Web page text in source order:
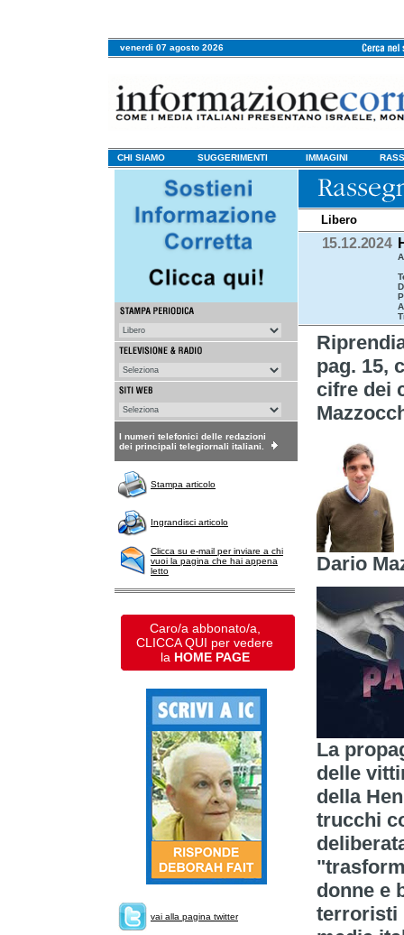
venerdi 07 agosto 2026
CHI SIAMO SUGGERIMENTI IMMAGINI
I numeri telefonici delle redazioni
dei principali telegiornali italiani.
Stampa articolo
Ingrandisci articolo
Clicca su e-mail per inviare a chi
vuoi la pagina che hai appena
letto
Caro/a abbonato/a,
CLICCA QUI per vedere
la HOME PAGE
vai alla pagina twitter
Libero
15.12.2024
pag. 15,
cifre dei
Dario
La
delle
della
trucchi
donne e
terroristi